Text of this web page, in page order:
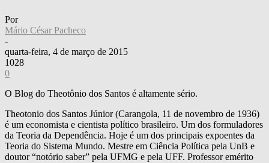
Por
Mário César Pacheco
-
quarta-feira, 4 de março de 2015
1028
0
O Blog do Theotônio dos Santos é altamente sério.
Theotonio dos Santos Júnior (Carangola, 11 de novembro de 1936)
é um economista e cientista político brasileiro. Um dos formuladores
da Teoria da Dependência. Hoje é um dos principais expoentes da
Teoria do Sistema Mundo. Mestre em Ciência Política pela UnB e
doutor “notório saber” pela UFMG e pela UFF. Professor emérito